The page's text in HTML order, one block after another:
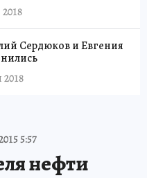
Сердюков и Евгения
5:57
нефти